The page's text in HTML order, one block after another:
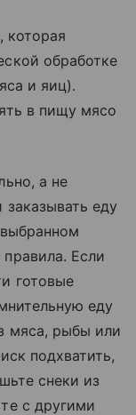
которая
обработке
и яиц).
в пищу мясо
а не
еду
Если
готовые
еду
мяса, рыбы или
подхватить,
снеки из
с другими